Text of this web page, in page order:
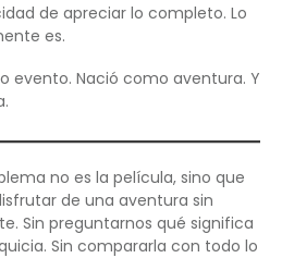
de apreciar lo completo. Lo
es.
evento. Nació como aventura. Y
no es la película, sino que
de una aventura sin
Sin preguntarnos qué significa
Sin compararla con todo lo